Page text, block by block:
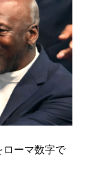
ローマ数字で